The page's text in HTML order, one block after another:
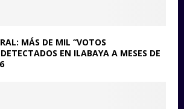
MÁS DE MIL “VOTOS
EN ILABAYA A MESES DE